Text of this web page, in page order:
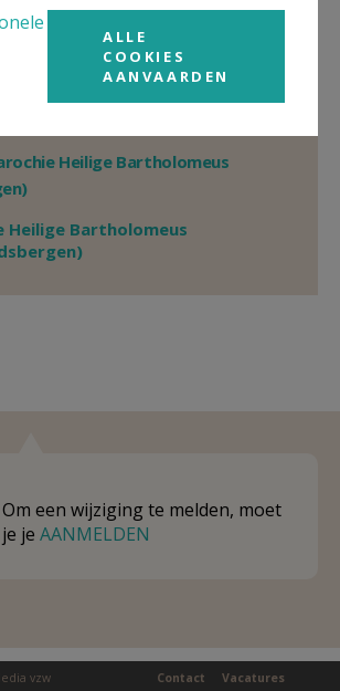
je zocht? Hier vind je links naar de
Heilige Bartholomeus
Heilige Bartholomeus
Om een wijziging te melden, moet
je je AANMELDEN
vzw Vacatures
Contact
ALLE
COOKIES
AANVAARDEN